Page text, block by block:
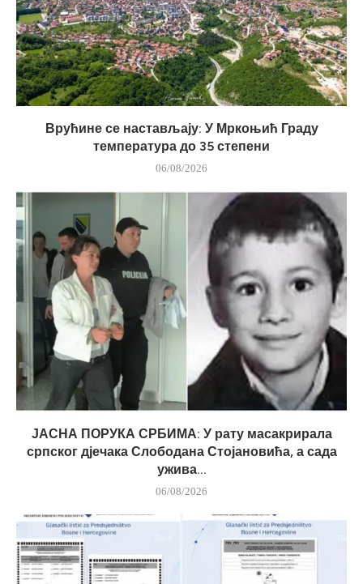
Врућине се настављају: У Мркоњић Граду
температура до 35 степени
06/08/2026
ЈАСНА ПОРУКА СРБИМА: У рату масакрирала
српског дјечака Слободана Стојановића, а сада
ужива...
06/08/2026